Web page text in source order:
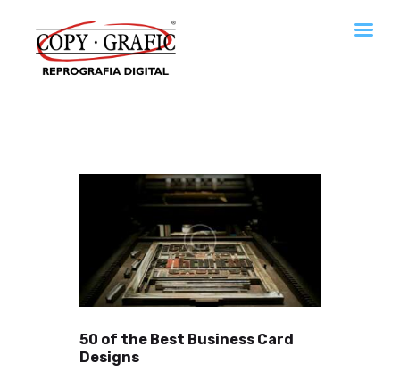
Copy · Grafic Reprografia digital
Descargas de catálogos
Contactar
Política de cookies
Política de privacidad
50 of the Best Business Card
Designs